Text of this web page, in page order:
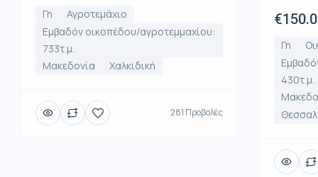
Γη
Αγροτεμάχιο
Εμβαδόν οικοπέδου/αγροτεμμαχίου:
733τ.μ.
Μακεδονία
Χαλκιδική
281 Προβολές
Γη
430τ.μ.